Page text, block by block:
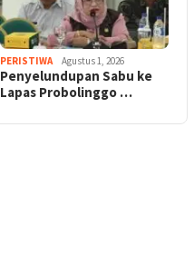
PERISTIWA Agustus 1, 2026
Penyelundupan Sabu ke
Lapas Probolinggo …